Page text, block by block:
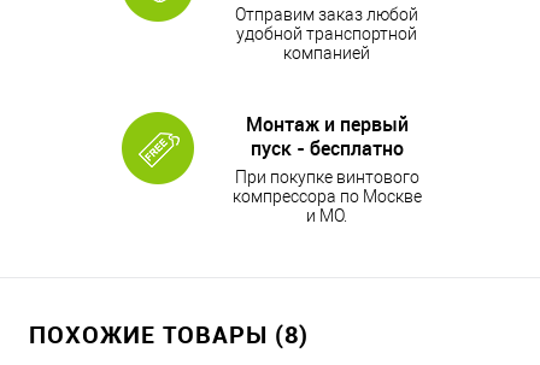
Отправим заказ любой
удобной транспортной
компанией
Монтаж и первый
пуск - бесплатно
При покупке винтового
компрессора по Москве
и МО.
ПОХОЖИЕ ТОВАРЫ (8)